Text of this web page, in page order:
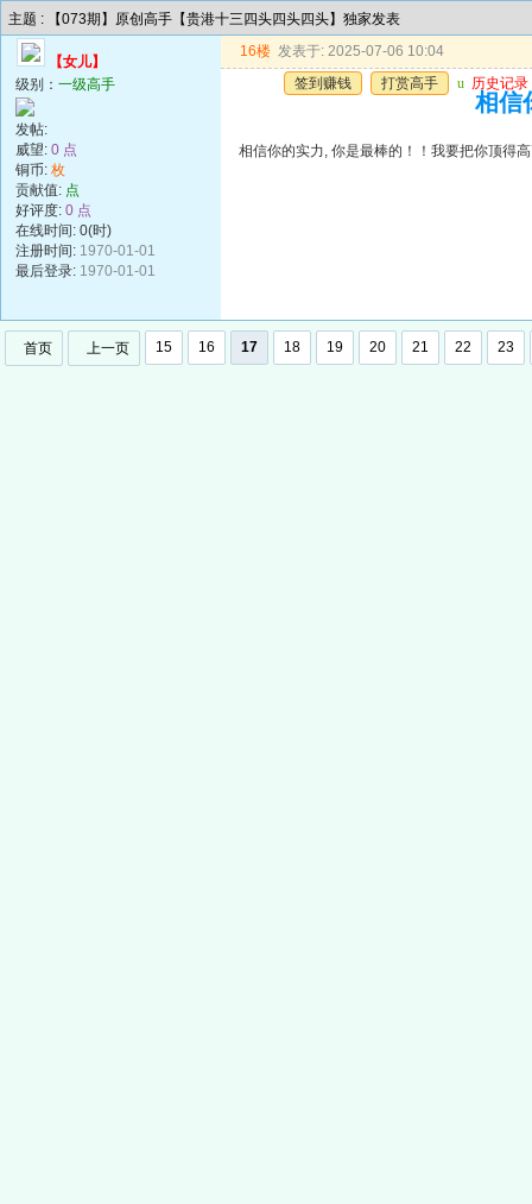
主题 : 【073期】原创高手【贵港十三四头四头四头】独家发表
【女儿】
级别： 一级高手
发帖:
威望: 0 点
铜币: 枚
贡献值: 点
好评度: 0 点
在线时间: 0(时)
注册时间: 1970-01-01
最后登录: 1970-01-01
16楼 发表于: 2025-07-06 10:04
签到赚钱
打赏高手 u 历史记录
相信
相信你的实力, 你是最棒的！！我要把你顶得
首页 上一页 15 16 17 18 19 20 21 22 23